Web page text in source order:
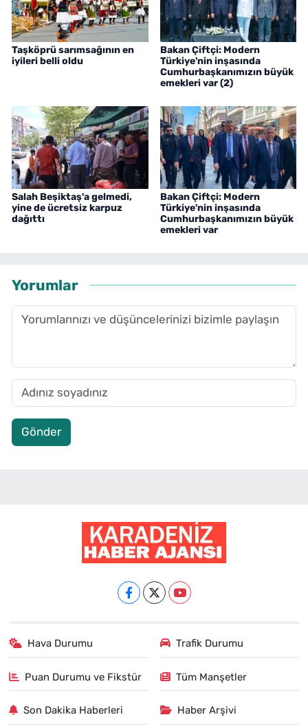
Taşköprü sarımsağının en
iyileri belli oldu
Bakan Çiftçi: Modern
Türkiye'nin inşasında
Cumhurbaşkanımızın büyük
emekleri var (2)
Salah Beşiktaş'a gelmedi,
yine de ücretsiz karpuz
dağıttı
Bakan Çiftçi: Modern
Türkiye'nin inşasında
Cumhurbaşkanımızın büyük
emekleri var
Yorumlar
Gönder
Hava Durumu Trafik Durumu
Puan Durumu ve Fikstür Tüm Manşetler
Son Dakika Haberleri Haber Arşivi